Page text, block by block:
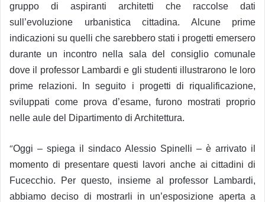
gruppo di aspiranti architetti che raccolse dati
sull’evoluzione urbanistica cittadina. Alcune prime
indicazioni su quelli che sarebbero stati i progetti emersero
durante un incontro nella sala del consiglio comunale
dove il professor Lambardi e gli studenti illustrarono le loro
prime relazioni. In seguito i progetti di riqualificazione,
sviluppati come prova d’esame, furono mostrati proprio
nelle aule del Dipartimento di Architettura.
“Oggi – spiega il sindaco Alessio Spinelli – è arrivato il
momento di presentare questi lavori anche ai cittadini di
Fucecchio. Per questo, insieme al professor Lambardi,
abbiamo deciso di mostrarli in un’esposizione aperta a